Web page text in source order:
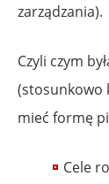
zarządzania).
Czyli czym
(stosunkowo
mieć formę
Cele